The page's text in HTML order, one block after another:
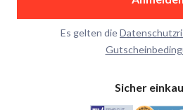
Es gelten die
Sicher